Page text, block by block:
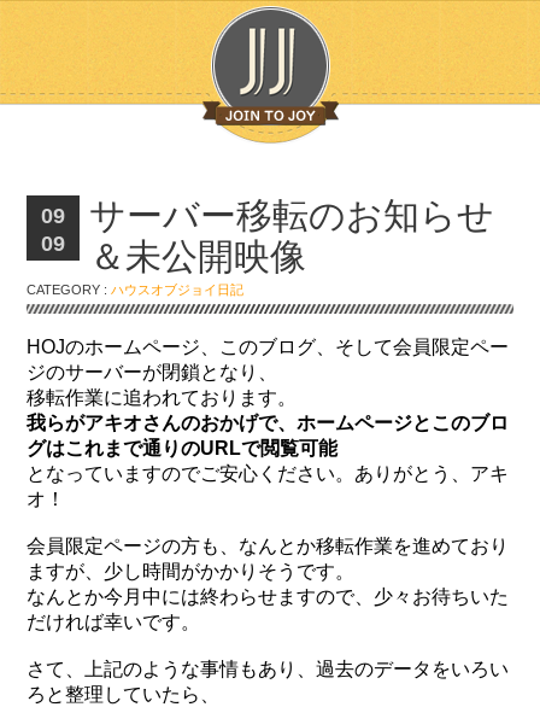
09
09
サーバー移転のお知らせ
＆未公開映像
CATEGORY :ハウスオブジョイ日記
HOJのホームページ、このブログ、そして会員限定ペー
ジのサーバーが閉鎖となり、
移転作業に追われております。
我らがアキオさんのおかげで、ホームページとこのブロ
グはこれまで通りのURLで閲覧可能
となっていますのでご安心ください。ありがとう、アキ
オ！
会員限定ページの方も、なんとか移転作業を進めており
ますが、少し時間がかかりそうです。
なんとか今月中には終わらせますので、少々お待ちいた
だければ幸いです。
さて、上記のような事情もあり、過去のデータをいろい
ろと整理していたら、